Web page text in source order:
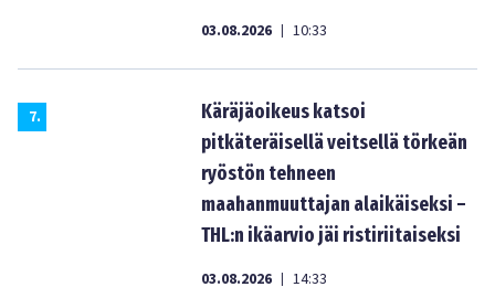
03.08.2026 | 10:33
7.
Käräjäoikeus katsoi
pitkäteräisellä veitsellä törkeän
ryöstön tehneen
maahanmuuttajan alaikäiseksi –
THL:n ikäarvio jäi ristiriitaiseksi
03.08.2026 | 14:33